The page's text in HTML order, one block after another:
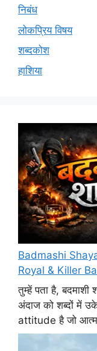
निबंध
लोकप्रिय विषय
शब्दकोश
हाशिया
Badmashi
Royal & Killer
तुम्हें पता है, बदमाशी
अंदाज को शब्दों में
attitude है जो